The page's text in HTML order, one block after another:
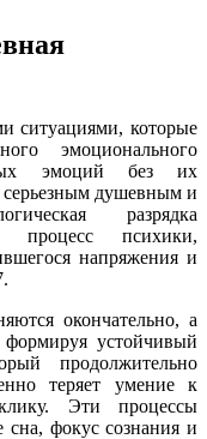
ситуациями, которые
эмоционального
эмоций без их
серьезным душевным и
разрядка
процесс психики,
напряжения и
окончательно, а
устойчивый
продолжительно
теряет умение к
Эти процессы
сна, фокус сознания и